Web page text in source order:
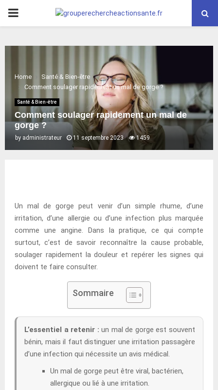
PRIMARY
Home
Santé & Bien-être
Comment soulager rapidement un mal de gorge ?
Santé & Bien-être
Comment soulager rapidement un mal de
gorge ?
by administrateur 11 septembre 2023 1459
Un mal de gorge peut venir d’un simple rhume, d’une
irritation, d’une allergie ou d’une infection plus marquée
comme une angine. Dans la pratique, ce qui compte
surtout, c’est de savoir reconnaître la cause probable,
soulager rapidement la douleur et repérer les signes qui
doivent te faire consulter.
Sommaire
L’essentiel a retenir : un mal de gorge est souvent
bénin, mais il faut distinguer une irritation passagère
d’une infection qui nécessite un avis médical.
Un mal de gorge peut être viral, bactérien,
allergique ou lié à une irritation.